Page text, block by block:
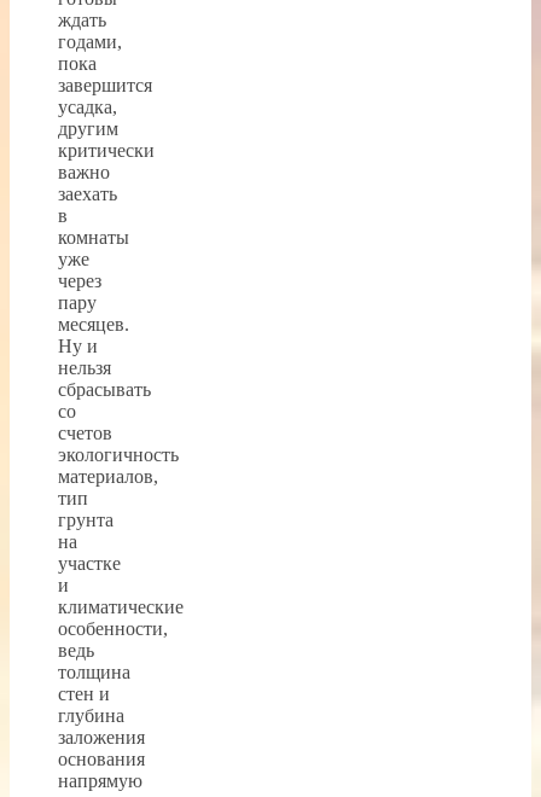
ждать
годами,
пока
завершится
усадка,
другим
критически
важно
заехать
в
комнаты
уже
через
пару
месяцев.
Ну и
нельзя
сбрасывать
со
счетов
экологичность
материалов,
тип
грунта
на
участке
и
климатические
особенности,
ведь
толщина
стен и
глубина
заложения
основания
напрямую